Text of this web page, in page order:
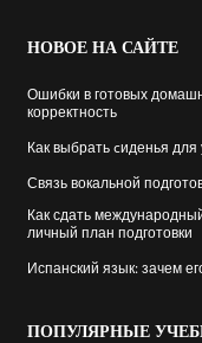
НОВОЕ НА САЙТЕ
Ошибки в готовых
корректность
Как выбрать cиденья для
Связь вокальной
Как сдать
личный план подготовки
Испанский язык: зачем
ПОПУЛЯРНЫЕ